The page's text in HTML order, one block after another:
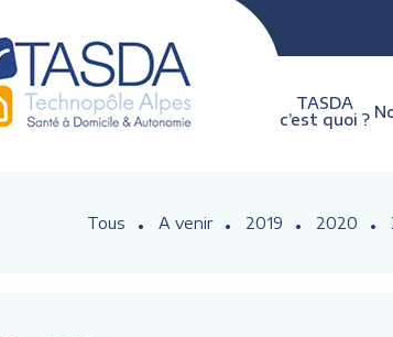
TASDA
c’est quoi ?
Tous A venir 2019 2020